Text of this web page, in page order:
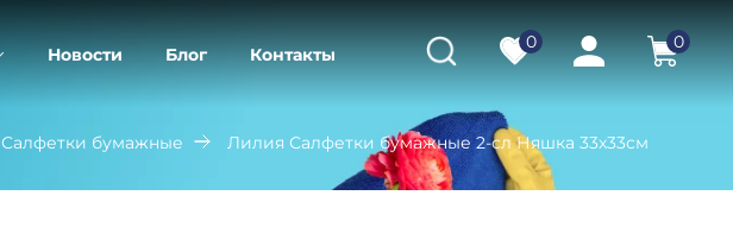
Новости Блог Контакты
0 0
Салфетки бумажные
Лилия Салфетки бумажные 2-сл Няшка 33х33см